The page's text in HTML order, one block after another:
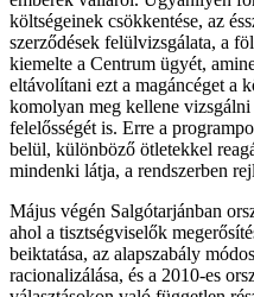
költségeinek csökkentése, az
szerződések felülvizsgálata, a
kiemelte a Centrum ügyét,
eltávolítani ezt a magáncéget a
komolyan meg kellene
felelősségét is. Erre a
belül, különböző ötletekkel
mindenki látja, a rendszerben
Május végén Salgótarjánban
ahol a tisztségviselők
beiktatása, az alapszabály
racionalizálása, és a 2010-es